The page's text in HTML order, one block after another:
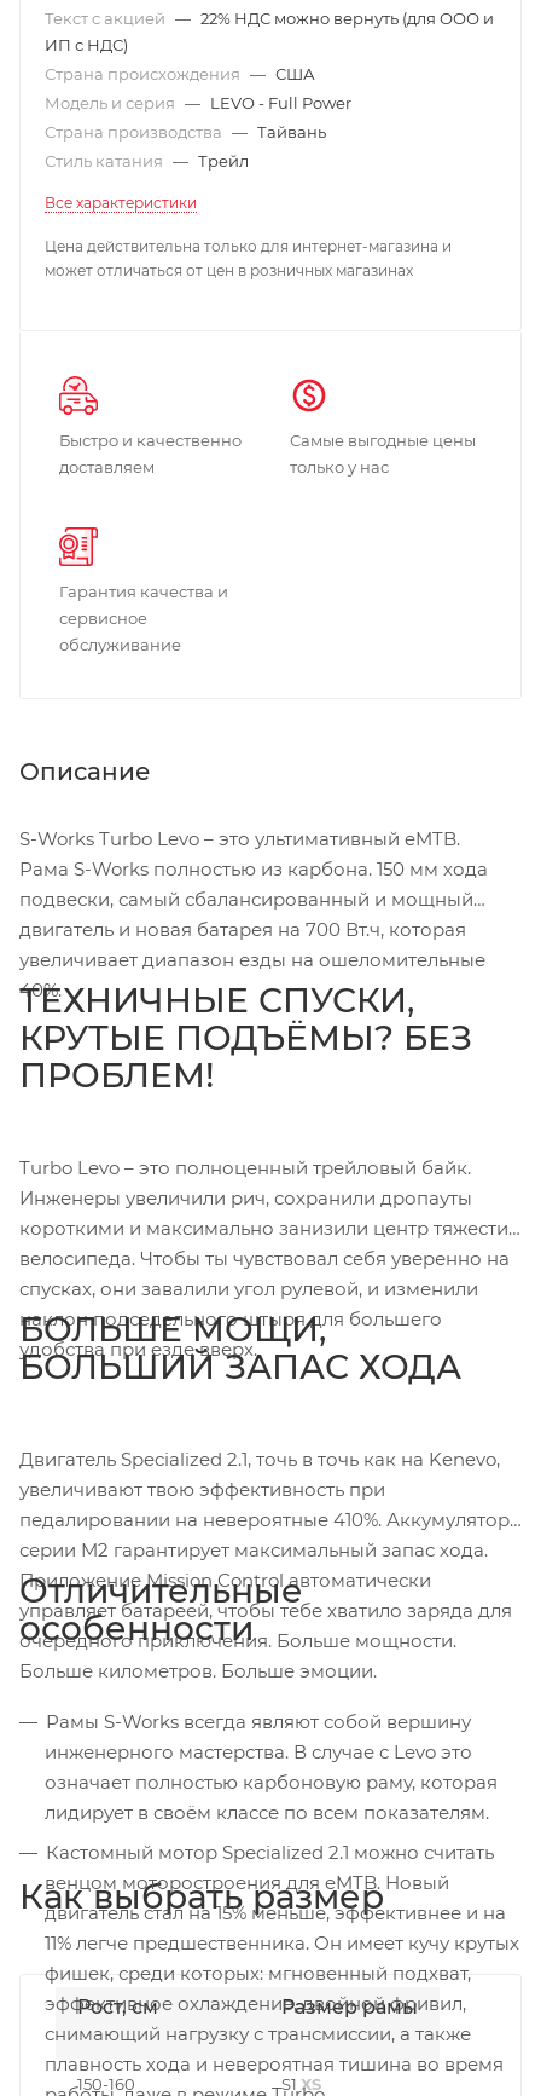
Текст с акцией — 22% НДС можно вернуть (для ООО и
ИП с НДС)
Страна происхождения — США
Модель и серия — LEVO - Full Power
Страна производства — Тайвань
Стиль катания — Трейл
Все характеристики
Цена действительна только для интернет-магазина и
может отличаться от цен в розничных магазинах
Быстро и качественно
доставляем
Самые выгодные цены
только у нас
Гарантия качества и
сервисное
обслуживание
Описание
S-Works Turbo Levo – это ультимативный eMTB.
Рама S-Works полностью из карбона. 150 мм хода
подвески, самый сбалансированный и мощный
двигатель и новая батарея на 700 Вт.ч, которая
увеличивает диапазон езды на ошеломительные
40%.
ТЕХНИЧНЫЕ СПУСКИ,
КРУТЫЕ ПОДЪЁМЫ? БЕЗ
ПРОБЛЕМ!
Turbo Levo – это полноценный трейловый байк.
Инженеры увеличили рич, сохранили дропауты
короткими и максимально занизили центр тяжести
велосипеда. Чтобы ты чувствовал себя уверенно на
спусках, они завалили угол рулевой, и изменили
наклон подседельного штыря для большего
удобства при езде вверх.
БОЛЬШЕ МОЩИ,
БОЛЬШИЙ ЗАПАС ХОДА
Двигатель Specialized 2.1, точь в точь как на Kenevo,
увеличивают твою эффективность при
педалировании на невероятные 410%. Аккумулятор
серии M2 гарантирует максимальный запас хода.
Приложение Mission Control автоматически
управляет батареей, чтобы тебе хватило заряда для
очередного приключения. Больше мощности.
Больше километров. Больше эмоции.
Отличительные
особенности
Рамы S-Works всегда являют собой вершину
инженерного мастерства. В случае с Levo это
означает полностью карбоновую раму, которая
лидирует в своём классе по всем показателям.
Кастомный мотор Specialized 2.1 можно считать
венцом моторостроения для eMTB. Новый
двигатель стал на 15% меньше, эффективнее и на
11% легче предшественника. Он имеет кучу крутых
фишек, среди которых: мгновенный подхват,
эффективное охлаждение, двойной фривил,
снимающий нагрузку с трансмиссии, а также
плавность хода и невероятная тишина во время
Как выбрать размер
Рост, см Размер рамы
150-160 S1 XS